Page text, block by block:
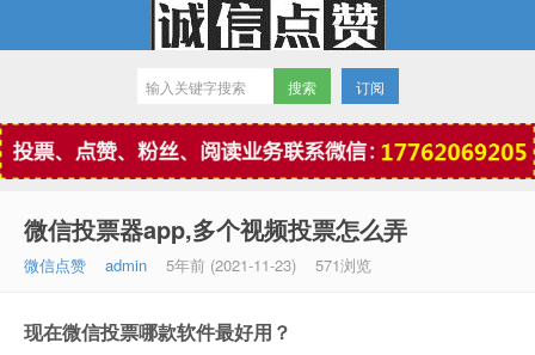
微信点赞
订阅
微信投票器app,多个视频投票怎么弄
微信点赞 admin 5年前 (2021-11-23) 571浏览
现在微信投票哪款软件最好用？